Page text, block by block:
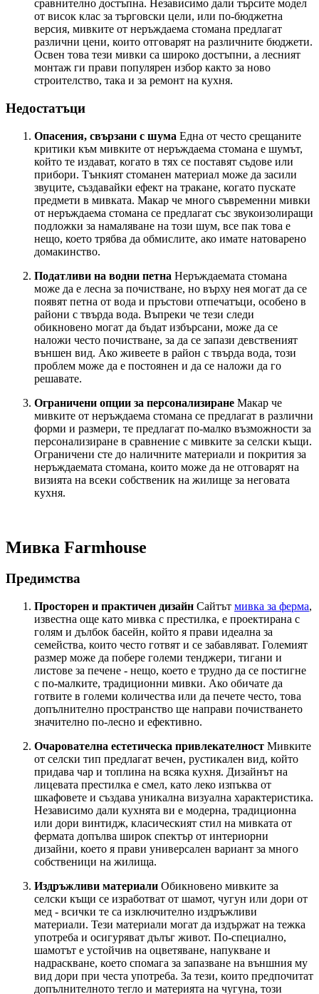
сравнително достъпна. Независимо дали търсите модел
от висок клас за търговски цели, или по-бюджетна
версия, мивките от неръждаема стомана предлагат
различни цени, които отговарят на различните бюджети.
Освен това тези мивки са широко достъпни, а лесният
монтаж ги прави популярен избор както за ново
строителство, така и за ремонт на кухня.
Недостатъци
Опасения, свързани с шума Една от често срещаните
критики към мивките от неръждаема стомана е шумът,
който те издават, когато в тях се поставят съдове или
прибори. Тънкият стоманен материал може да засили
звуците, създавайки ефект на тракане, когато пускате
предмети в мивката. Макар че много съвременни мивки
от неръждаема стомана се предлагат със звукоизолиращи
подложки за намаляване на този шум, все пак това е
нещо, което трябва да обмислите, ако имате натоварено
домакинство.
Податливи на водни петна Неръждаемата стомана
може да е лесна за почистване, но върху нея могат да се
появят петна от вода и пръстови отпечатъци, особено в
райони с твърда вода. Въпреки че тези следи
обикновено могат да бъдат избърсани, може да се
наложи често почистване, за да се запази девственият
външен вид. Ако живеете в район с твърда вода, този
проблем може да е постоянен и да се наложи да го
решавате.
Ограничени опции за персонализиране Макар че
мивките от неръждаема стомана се предлагат в различни
форми и размери, те предлагат по-малко възможности за
персонализиране в сравнение с мивките за селски къщи.
Ограничени сте до наличните материали и покрития за
неръждаемата стомана, които може да не отговарят на
визията на всеки собственик на жилище за неговата
кухня.
Мивка Farmhouse
Предимства
Просторен и практичен дизайн Сайтът мивка за ферма,
известна още като мивка с престилка, е проектирана с
голям и дълбок басейн, който я прави идеална за
семейства, които често готвят и се забавляват. Големият
размер може да побере големи тенджери, тигани и
листове за печене - нещо, което е трудно да се постигне
с по-малките, традиционни мивки. Ако обичате да
готвите в големи количества или да печете често, това
допълнително пространство ще направи почистването
значително по-лесно и ефективно.
Очарователна естетическа привлекателност Мивките
от селски тип предлагат вечен, рустикален вид, който
придава чар и топлина на всяка кухня. Дизайнът на
лицевата престилка е смел, като леко изпъква от
шкафовете и създава уникална визуална характеристика.
Независимо дали кухнята ви е модерна, традиционна
или дори винтидж, класическият стил на мивката от
фермата допълва широк спектър от интериорни
дизайни, което я прави универсален вариант за много
собственици на жилища.
Издръжливи материали Обикновено мивките за
селски къщи се изработват от шамот, чугун или дори от
мед - всички те са изключително издръжливи
материали. Тези материали могат да издържат на тежка
употреба и осигуряват дълъг живот. По-специално,
шамотът е устойчив на оцветяване, напукване и
надраскване, което спомага за запазване на външния му
вид дори при честа употреба. За тези, които предпочитат
допълнителното тегло и материята на чугуна, този